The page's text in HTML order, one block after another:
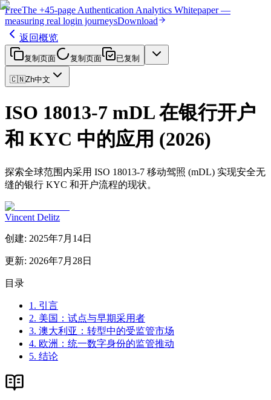
FreeThe +45-page Authentication Analytics Whitepaper —
measuring real login journeysDownload
返回概览
复制页面 复制页面 已复制
🇨🇳Zh中文
ISO 18013-7 mDL 在银行开户
和 KYC 中的应用 (2026)
探索全球范围内采用 ISO 18013-7 移动驾照 (mDL) 实现安全无
缝的银行 KYC 和开户流程的现状。
Vincent Delitz
创建: 2025年7月14日
更新: 2026年7月28日
目录
1. 引言
2. 美国：试点与早期采用者
3. 澳大利亚：转型中的受监管市场
4. 欧洲：统一数字身份的监管推动
5. 结论